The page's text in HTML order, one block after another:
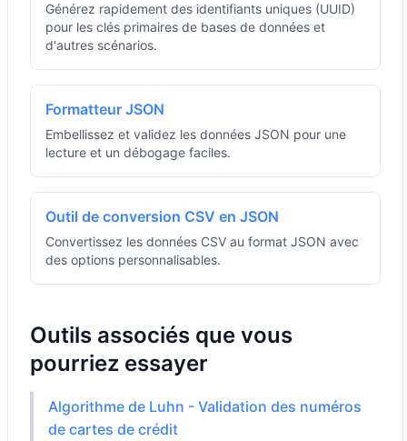
Générez rapidement des identifiants uniques (UUID)
pour les clés primaires de bases de données et
d'autres scénarios.
Formatteur JSON
Embellissez et validez les données JSON pour une
lecture et un débogage faciles.
Outil de conversion CSV en JSON
Convertissez les données CSV au format JSON avec
des options personnalisables.
Outils associés que vous
pourriez essayer
Algorithme de Luhn - Validation des numéros
de cartes de crédit